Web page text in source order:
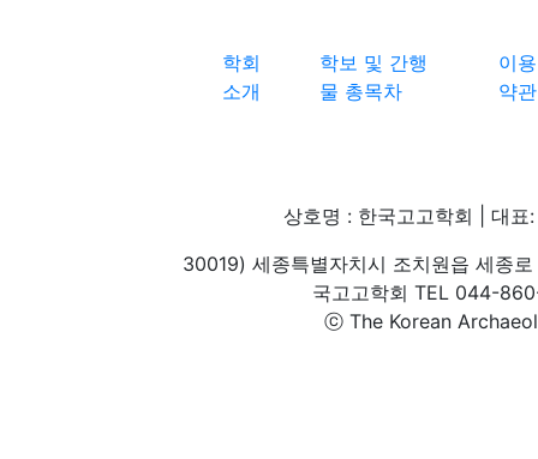
학회
소개
학보 및 간행
물 총목차
이용
약관
상호명 : 한국고고학회 | 대
30019) 세종특별자치시 조치원읍 세종
국고고학회 TEL 044-
ⓒ The Korean